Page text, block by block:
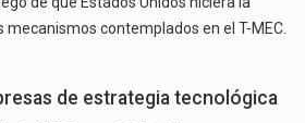
contemplados en el T-MEC.
de estrategia tecnológica